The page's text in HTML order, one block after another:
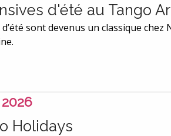
d'été au Tango
sont devenus un classique
Holidays